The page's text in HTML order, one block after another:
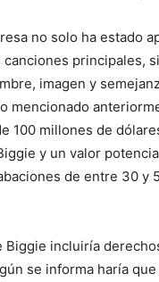
no solo ha estado
principales,
imagen y
mencionado
100 millones de
y un valor
de entre 30 y
Biggie incluiría
se informa haría que